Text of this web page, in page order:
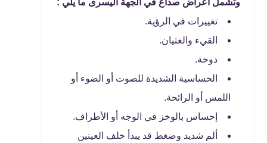
وتشمل أعراض صداع في الجهة اليسرى ما يلي :
تغييرات في الرؤية.
القيء والغثيان.
دوخة.
الحساسية الشديدة للصوت أو الضوء أو
اللمس أو الرائحة.
إحساس بالوخز في الوجه أو الأطراف.
ألم شديد وضغط قد يبدأ خلف العينين